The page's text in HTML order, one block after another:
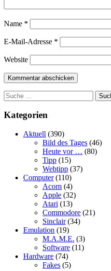
Name *
E-Mail-Adresse *
Website
Suchen
Kategorien
Aktuell (390)
Bild des Tages (46)
Heute vor … (80)
Tipp (15)
Webtipp (37)
Computer(110)
Acorn (4)
Apple (32)
Atari (13)
Commodore (21)
Sinclair(34)
Emulation (19)
M.A.M.E. (3)
Software (11)
Hardware (74)
Fakes (5)